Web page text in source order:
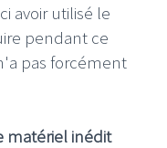
avoir utilisé le
pendant ce
pas forcément
matériel inédit